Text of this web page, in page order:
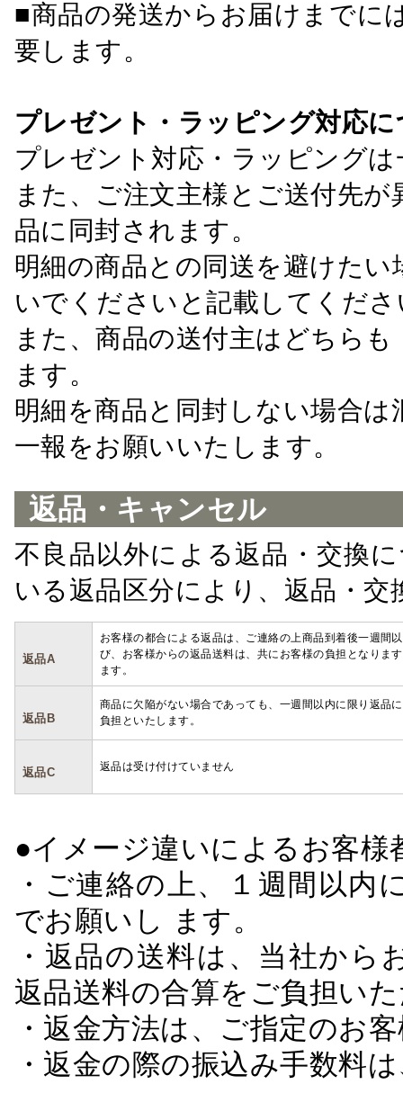
■商品の発送からお届けまでに
要します。
プレゼント・ラッピング対応
プレゼント対応・ラッピング
また、ご注文主様とご送付先
品に同封されます。
明細の商品との同送を避けた
いでくださいと記載してくださ
また、商品の送付主はどちら
ます。
明細を商品と同封しない場合
一報をお願いいたします。
返品・キャンセル
不良品以外による返品・交換
いる返品区分により、返品・
返品A
お客様の都合による返品は、ご連絡の上商品到着後一週間
び、お客様からの返品送料は、共にお客様の負担となりま
ます。
返品B
商品に欠陥がない場合であっても、一週間以内に限り返品
負担といたします。
返品C 返品は受け付けていません
●イメージ違いによるお客
・ご連絡の上、１週間以
でお願いし ます。
・返品の送料は、当社か
返品送料の合算をご負担い
・返金方法は、ご指定のお
・返金の際の振込み手数料